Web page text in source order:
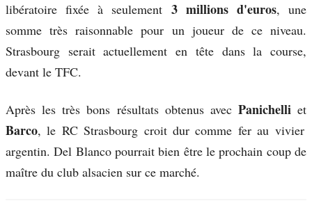
libératoire fixée à seulement 3 millions d'euros, une
somme très raisonnable pour un joueur de ce niveau.
Strasbourg serait actuellement en tête dans la course,
devant le TFC.
Après les très bons résultats obtenus avecPanichelliet
Barco, le RC Strasbourg croit dur comme fer au vivier
argentin. Del Blanco pourrait bien être le prochain coup de
maître du club alsacien sur ce marché.